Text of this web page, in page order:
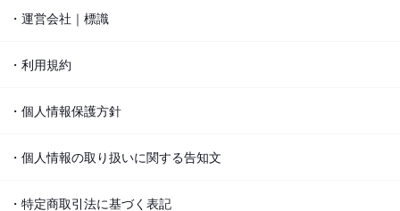
・運営会社｜標識
・利用規約
・個人情報保護方針
・個人情報の取り扱いに関する告知文
・特定商取引法に基づく表記